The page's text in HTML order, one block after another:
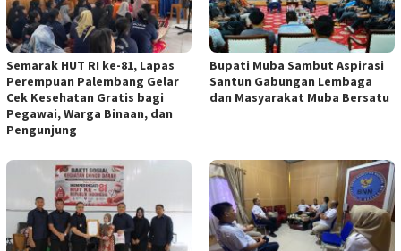
Semarak HUT RI ke-81, Lapas
Perempuan Palembang Gelar
Cek Kesehatan Gratis bagi
Pegawai, Warga Binaan, dan
Pengunjung
Bupati Muba Sambut Aspirasi
Santun Gabungan Lembaga
dan Masyarakat Muba Bersatu